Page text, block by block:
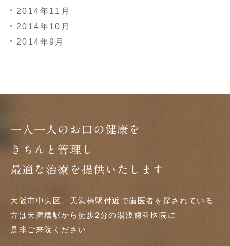
2014年11月
2014年10月
2014年9月
一人一人のお口の健康を
きちんと管理し
最適な治療を提供いたします
大阪市中央区、天満橋駅付近で歯医者を探されている
方は天満橋駅から徒歩2分の湯浅歯科医院に
是非ご来院ください